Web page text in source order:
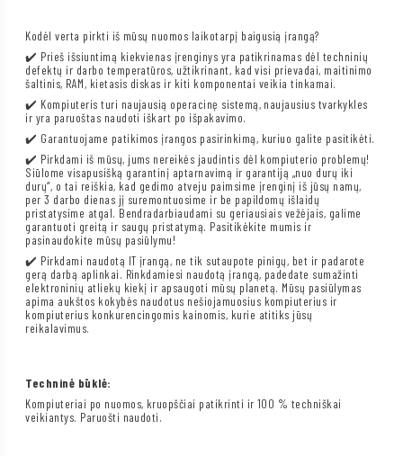
Kodėl verta pirkti iš mūsų nuomos laikotarpį baigusią įrangą?
✔️ Prieš išsiuntimą kiekvienas įrenginys yra patikrinamas dėl techninių
defektų ir darbo temperatūros, užtikrinant, kad visi prievadai, maitinimo
šaltinis, RAM, kietasis diskas ir kiti komponentai veikia tinkamai.
✔️ Kompiuteris turi naujausią operacinę sistemą, naujausius tvarkykles
ir yra paruoštas naudoti iškart po išpakavimo.
✔️ Garantuojame patikimos įrangos pasirinkimą, kuriuo galite pasitikėti.
✔️ Pirkdami iš mūsų, jums nereikės jaudintis dėl kompiuterio problemų!
Siūlome visapusišką garantinį aptarnavimą ir garantiją „nuo durų iki
durų“, o tai reiškia, kad gedimo atveju paimsime įrenginį iš jūsų namų,
per 3 darbo dienas jį suremontuosime ir be papildomų išlaidų
pristatysime atgal. Bendradarbiaudami su geriausiais vežėjais, galime
garantuoti greitą ir saugų pristatymą. Pasitikėkite mumis ir
pasinaudokite mūsų pasiūlymu!
✔️ Pirkdami naudotą IT įrangą, ne tik sutaupote pinigų, bet ir padarote
gerą darbą aplinkai. Rinkdamiesi naudotą įrangą, padedate sumažinti
elektroninių atliekų kiekį ir apsaugoti mūsų planetą. Mūsų pasiūlymas
apima aukštos kokybės naudotus nešiojamuosius kompiuterius ir
kompiuterius konkurencingomis kainomis, kurie atitiks jūsų
reikalavimus.
Techninė būklė:
Kompiuteriai po nuomos, kruopščiai patikrinti ir 100 % techniškai
veikiantys. Paruošti naudoti.